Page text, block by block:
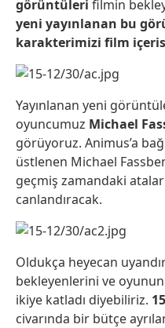
görüntüleri filmin
yeni yayınlanan bu
karakterimizi film
Yayınlanan yeni
oyuncumuz Michael
görüyoruz. Animus’a
üstlenen Michael
geçmiş zamandaki
canlandıracak.
Oldukça heyecan
bekleyenlerini ve
ikiye katladı diyebiliriz.
civarında bir bütçe